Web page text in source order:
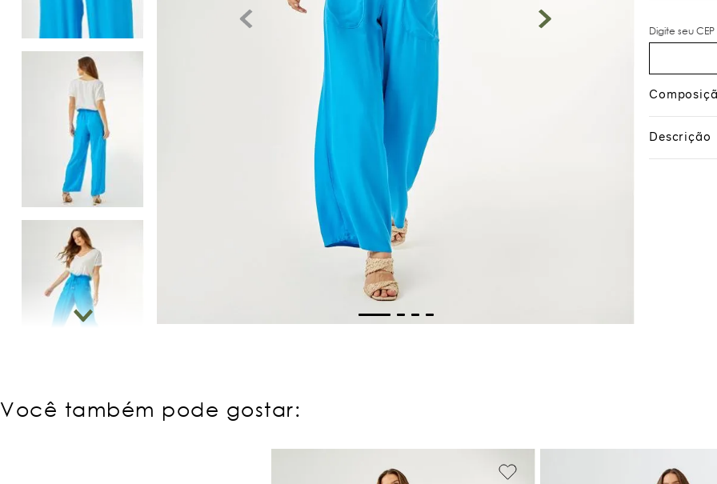
Descrição
Você também pode gostar: